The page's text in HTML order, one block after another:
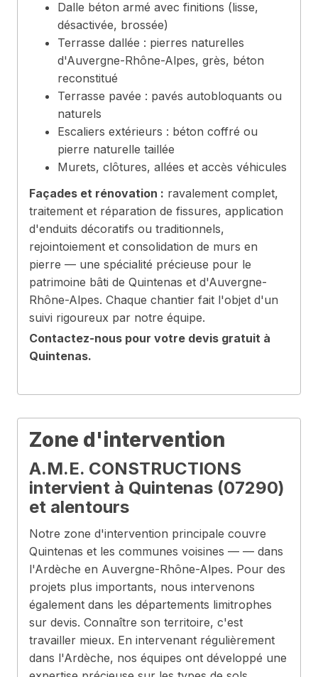
Dalle béton armé avec finitions (lisse,
désactivée, brossée)
Terrasse dallée : pierres naturelles
d'Auvergne-Rhône-Alpes, grès, béton
reconstitué
Terrasse pavée : pavés autobloquants ou
naturels
Escaliers extérieurs : béton coffré ou
pierre naturelle taillée
Murets, clôtures, allées et accès véhicules
Façades et rénovation : ravalement complet,
traitement et réparation de fissures, application
d'enduits décoratifs ou traditionnels,
rejointoiement et consolidation de murs en
pierre — une spécialité précieuse pour le
patrimoine bâti de Quintenas et d'Auvergne-
Rhône-Alpes. Chaque chantier fait l'objet d'un
suivi rigoureux par notre équipe.
Contactez-nous pour votre devis gratuit à
Quintenas.
Zone d'intervention
A.M.E. CONSTRUCTIONS
intervient à Quintenas (07290)
et alentours
Notre zone d'intervention principale couvre
Quintenas et les communes voisines — — dans
l'Ardèche en Auvergne-Rhône-Alpes. Pour des
projets plus importants, nous intervenons
également dans les départements limitrophes
sur devis. Connaître son territoire, c'est
travailler mieux. En intervenant régulièrement
dans l'Ardèche, nos équipes ont développé une